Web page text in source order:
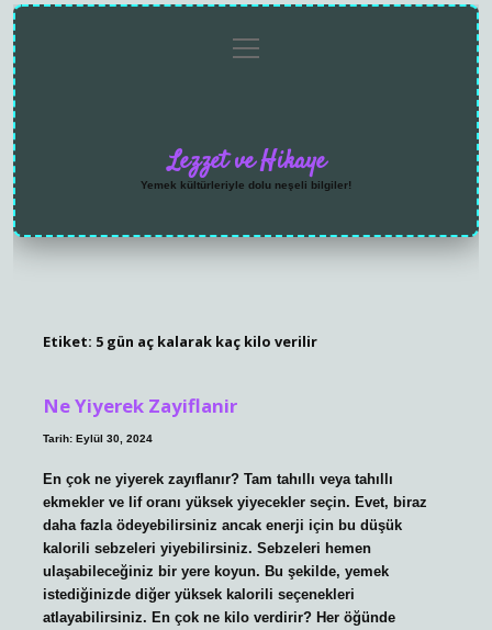
menüyü
aç
Lezzet ve Hikaye
Yemek kültürleriyle dolu neşeli bilgiler!
Etiket: 5 gün aç kalarak kaç kilo verilir
Ne Yiyerek Zayiflanir
Tarih: Eylül 30, 2024
En çok ne yiyerek zayıflanır? Tam tahıllı veya tahıllı
ekmekler ve lif oranı yüksek yiyecekler seçin. Evet, biraz
daha fazla ödeyebilirsiniz ancak enerji için bu düşük
kalorili sebzeleri yiyebilirsiniz. Sebzeleri hemen
ulaşabileceğiniz bir yere koyun. Bu şekilde, yemek
istediğinizde diğer yüksek kalorili seçenekleri
atlayabilirsiniz. En çok ne kilo verdirir? Her öğünde